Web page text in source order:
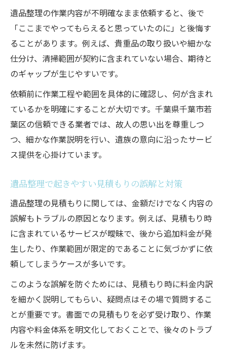
遺品整理の作業内容が不明確なまま依頼すると、後で
「ここまでやってもらえると思っていたのに」と後悔す
ることがあります。例えば、貴重品の取り扱いや細かな
仕分け、清掃範囲が契約に含まれていない場合、期待と
のギャップが生じやすいです。
依頼前に作業工程や範囲を具体的に確認し、何が含まれ
ているかを明確にすることが大切です。千葉県千葉市若
葉区の信頼できる業者では、故人の思い出を尊重しつ
つ、細かな作業説明を行い、遺族の意向に沿ったサービ
ス提供を心掛けています。
遺品整理で起きやすい見積もりの誤解と対策
遺品整理の見積もりに関しては、金額だけでなく内容の
誤解もトラブルの原因となります。例えば、見積もり時
に含まれているサービスが曖昧で、後から追加料金が発
生したり、作業範囲が限定的であることに気づかずに依
頼してしまうケースが多いです。
このような誤解を防ぐためには、見積もり時に料金内訳
を細かく説明してもらい、疑問点はその場で質問するこ
とが重要です。書面での見積もりを必ず受け取り、作業
内容や料金体系を明文化しておくことで、後々のトラブ
ルを未然に防げます。